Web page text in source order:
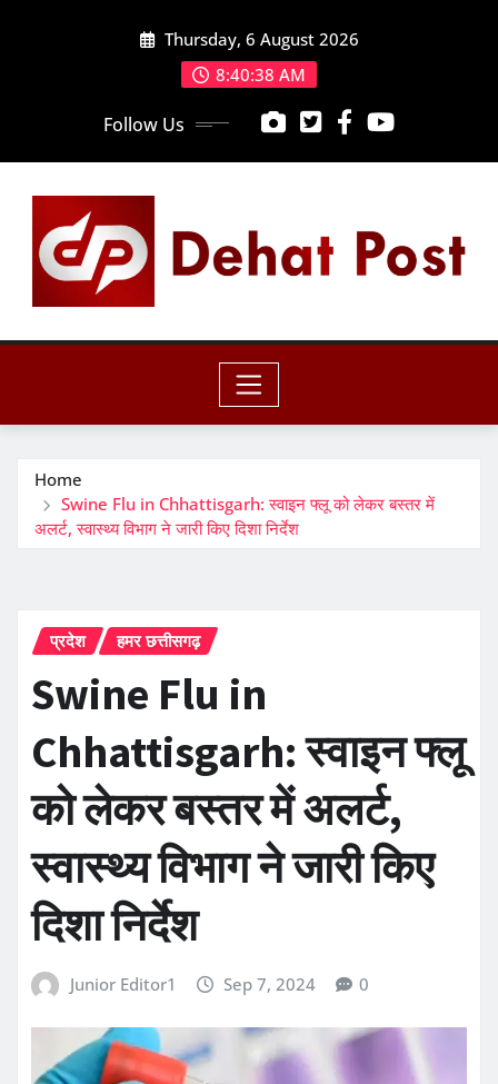
Thursday, 6 August 2026
8:40:40 AM
Follow Us
Home
Swine Flu in Chhattisgarh: स्वाइन फ्लू को लेकर बस्तर में
अलर्ट, स्वास्थ्य विभाग ने जारी किए दिशा निर्देश
प्रदेश हमर छत्तीसगढ़
Swine Flu in
Chhattisgarh: स्वाइन फ्लू
को लेकर बस्तर में अलर्ट,
स्वास्थ्य विभाग ने जारी किए
दिशा निर्देश
Junior Editor1 Sep 7, 2024 0